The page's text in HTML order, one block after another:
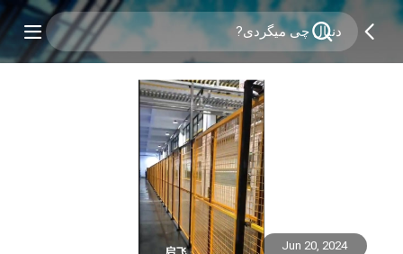
Jun 20, 2024